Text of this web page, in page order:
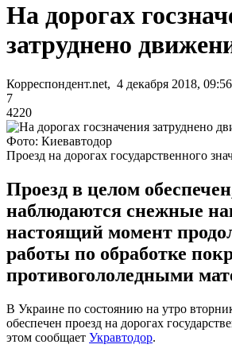
На дорогах
затруднено
Корреспондент.net, 4 декабря 2018, 09:56
7
4220
Фото: Киевавтодор
Проезд на дорогах государственного
Проезд в целом
наблюдаются снежные
настоящий момент
работы по обработке
противогололедными
В Украине по состоянию на утро
обеспечен проезд на дорогах
этом сообщает Укравтодор.